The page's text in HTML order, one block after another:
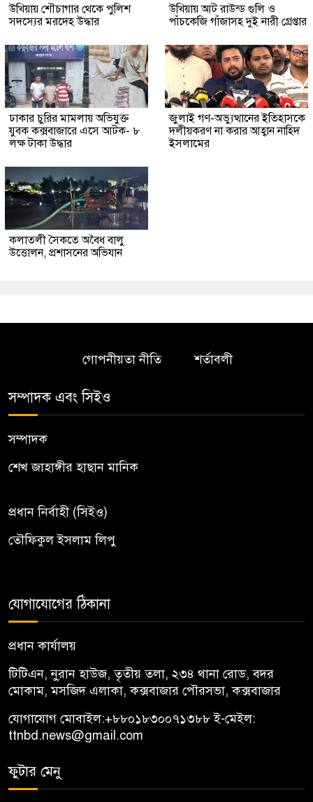
উখিয়ায় শৌচাগার থেকে পুলিশ
সদস্যের মরদেহ উদ্ধার
উখিয়ায় আট রাউন্ড গুলি ও
পাঁচকেজি গাঁজাসহ দুই নারী গ্রেপ্তার
ঢাকার চুরির মামলায় অভিযুক্ত
যুবক কক্সবাজারে এসে আটক- ৮
লক্ষ টাকা উদ্ধার
জুলাই গণ-অভ্যুত্থানের ইতিহাসকে
দলীয়করণ না করার আহ্বান নাহিদ
ইসলামের
কলাতলী সৈকতে অবৈধ বালু
উত্তোলন, প্রশাসনের অভিযান
গোপনীয়তা নীতি শর্তাবলী
সম্পাদক এবং সিইও
সম্পাদক
শেখ জাহাঙ্গীর হাছান মানিক
প্রধান নির্বাহী (সিইও)
তৌফিকুল ইসলাম লিপু
যোগাযোগের ঠিকানা
প্রধান কার্যালয়
টিটিএন, নু্রান হাউজ, তৃতীয় তলা, ২৩৪ থানা রোড, বদর
মোকাম, মসজিদ এলাকা, কক্সবাজার পৌরসভা, কক্সবাজার
যোগাযোগ মোবাইল:+৮৮০১৮৩০০৭১৩৮৮ই-মেইল:
ttnbd.news@gmail.com
ফুটার মেনু